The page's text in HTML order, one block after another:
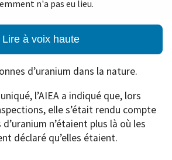
n'a pas eu lieu.
Lire à voix haute
d’uranium dans la nature.
l’AIEA a indiqué que, lors
elle s’était rendu compte
n’étaient plus là où les
déclaré qu’elles étaient.